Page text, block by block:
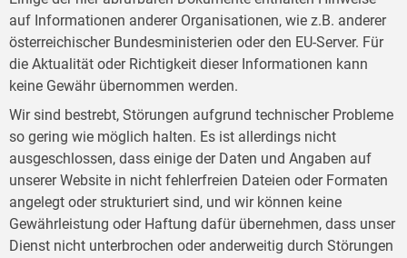
auf Informationen anderer Organisationen, wie z.B. anderer
österreichischer Bundesministerien oder den EU-Server. Für
die Aktualität oder Richtigkeit dieser Informationen kann
keine Gewähr übernommen werden.
Wir sind bestrebt, Störungen aufgrund technischer Probleme
so gering wie möglich halten. Es ist allerdings nicht
ausgeschlossen, dass einige der Daten und Angaben auf
unserer Website in nicht fehlerfreien Dateien oder Formaten
angelegt oder strukturiert sind, und wir können keine
Gewährleistung oder Haftung dafür übernehmen, dass unser
Dienst nicht unterbrochen oder anderweitig durch Störungen